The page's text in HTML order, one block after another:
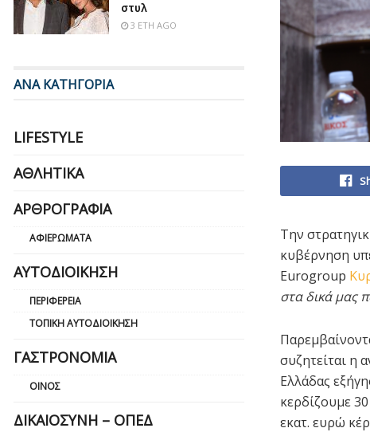
Την
κυβέρνηση
Εurogroup
στα δικά μας
συζητείται η
Ελλάδας
κερδίζουμε
εκατ. ευρώ
στυλ
3 ΈΤΗ AGO
ΑΝΑ ΚΑΤΗΓΟΡΙΑ
LIFESTYLE
ΑΘΛΗΤΙΚΆ
ΑΡΘΡΟΓΡΑΦΊΑ
ΑΦΙΕΡΏΜΑΤΑ
ΑΥΤΟΔΙΟΊΚΗΣΗ
ΠΕΡΙΦΈΡΕΙΑ
ΤΟΠΙΚΉ ΑΥΤΟΔΙΟΊΚΗΣΗ
ΓΑΣΤΡΟΝΟΜΊΑ
ΟΊΝΟΣ
ΔΙΚΑΙΟΣΎΝΗ – ΟΠΕΔ